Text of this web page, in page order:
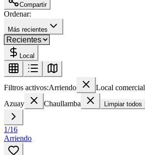
Compartir
Ordenar:
Más recientes
Local
Filtros activos:Arriendo Local comercial
Azuay
Chaullamba Limpiar todos
1/16
Arriendo